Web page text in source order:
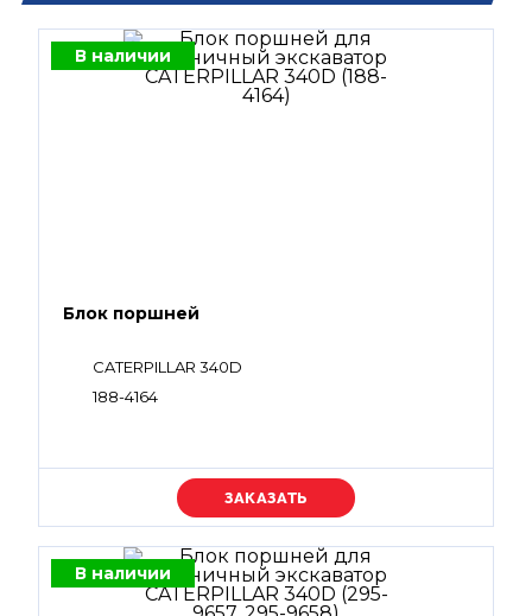
В наличии
Блок поршней
CATERPILLAR 340D
188-4164
Уточняйте цену
В наличии